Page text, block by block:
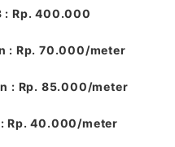
: Rp. 400.000
: Rp. 70.000/meter
: Rp. 85.000/meter
Rp. 40.000/meter